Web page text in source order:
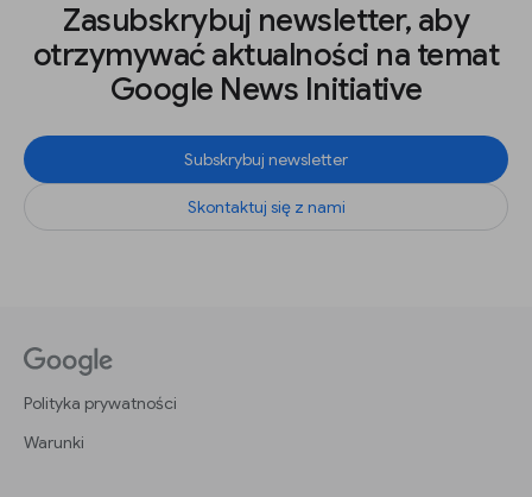
Zasubskrybuj newsletter, aby
otrzymywać aktualności na temat
Google News Initiative
Subskrybuj newsletter
Skontaktuj się z nami
Polityka prywatności
Warunki